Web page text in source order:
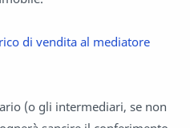
di vendita al mediatore
(o gli intermediari, se non